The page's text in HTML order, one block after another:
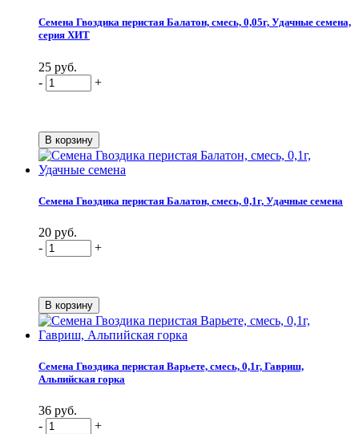
Семена Гвоздика перистая Балатон, смесь, 0,05г, Удачные семена,
серия ХИТ
25 руб.
-
+
Семена Гвоздика перистая Балатон, смесь, 0,1г, Удачные семена
20 руб.
-
+
Семена Гвоздика перистая Варьете, смесь, 0,1г, Гавриш,
Альпийская горка
36 руб.
-
+